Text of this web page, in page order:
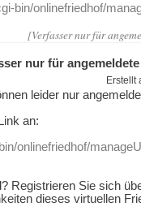
bin/onlinefriedhof/
[Verfasser nur für
nur für
Erstellt
leider nur
an:
onlinefriedhof/
Registrieren Sie sich
dieses virtuellen